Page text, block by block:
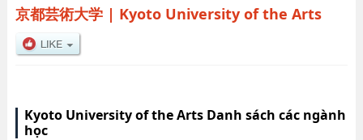
京都芸術大学| Kyoto University of the Arts
Kyoto University of the Arts Danh sách các ngành
học